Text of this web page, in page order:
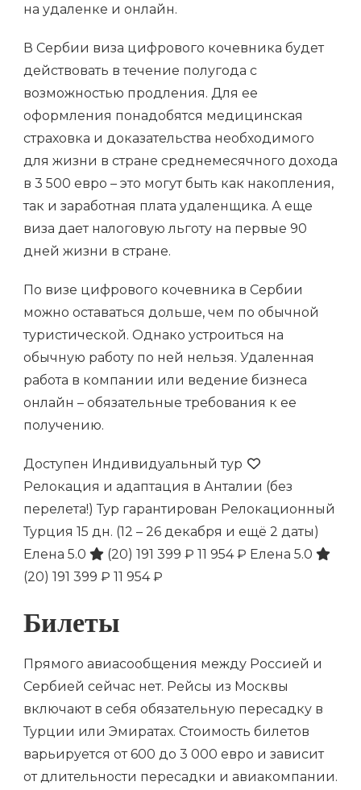
на удаленке и онлайн.
В Сербии виза цифрового кочевника будет
действовать в течение полугода с
возможностью продления. Для ее
оформления понадобятся медицинская
страховка и доказательства необходимого
для жизни в стране среднемесячного дохода
в 3 500 евро – это могут быть как накопления,
так и заработная плата удаленщика. А еще
виза дает налоговую льготу на первые 90
дней жизни в стране.
По визе цифрового кочевника в Сербии
можно оставаться дольше, чем по обычной
туристической. Однако устроиться на
обычную работу по ней нельзя. Удаленная
работа в компании или ведение бизнеса
онлайн – обязательные требования к ее
получению.
Доступен Индивидуальный тур
Релокация и адаптация в Анталии (без
перелета!) Тур гарантирован Релокационный
Турция 15 дн. (12 – 26 декабря и ещё 2 даты)
Елена 5.0
(20) 191 399 ₽ 11 954 ₽ Елена 5.0
(20) 191 399 ₽ 11 954 ₽
Билеты
Прямого авиасообщения между Россией и
Сербией сейчас нет. Рейсы из Москвы
включают в себя обязательную пересадку в
Турции или Эмиратах. Стоимость билетов
варьируется от 600 до 3 000 евро и зависит
от длительности пересадки и авиакомпании.